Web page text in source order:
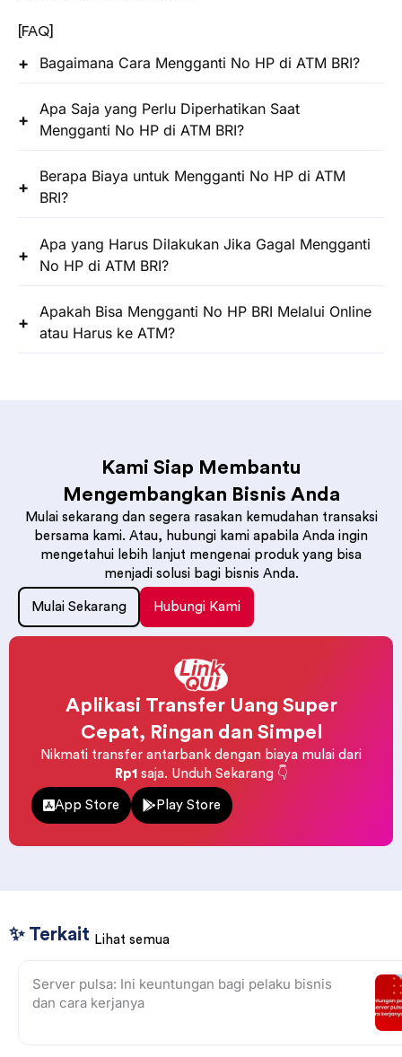
[FAQ]
Bagaimana Cara Mengganti No HP di ATM BRI?
Apa Saja yang Perlu Diperhatikan Saat
Mengganti No HP di ATM BRI?
Berapa Biaya untuk Mengganti No HP di ATM
BRI?
Apa yang Harus Dilakukan Jika Gagal Mengganti
No HP di ATM BRI?
Apakah Bisa Mengganti No HP BRI Melalui Online
atau Harus ke ATM?
Kami Siap Membantu
Mengembangkan Bisnis Anda
Mulai sekarang dan segera rasakan kemudahan transaksi
bersama kami. Atau, hubungi kami apabila Anda ingin
mengetahui lebih lanjut mengenai produk yang bisa
menjadi solusi bagi bisnis Anda.
Mulai Sekarang Hubungi Kami
Aplikasi Transfer Uang Super
Cepat, Ringan dan Simpel
Nikmati transfer antarbank dengan biaya mulai dari
Rp1saja. Unduh Sekarang 👇
App Store Play Store
✨ Terkait Lihat semua
Server pulsa: Ini keuntungan bagi pelaku bisnis
dan cara kerjanya